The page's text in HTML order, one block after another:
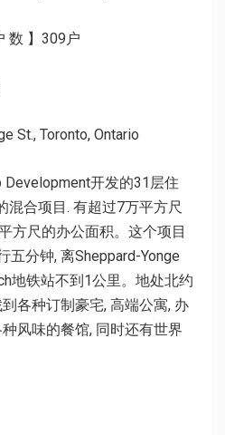
数 】309户
St., Toronto, Ontario
Development开发的31层住
混合项目. 有超过7万平方尺
方尺的办公面积。这个项目
五分钟, 离Sheppard-Yonge
地铁站不到1公里。地处北约
各种订制豪宅, 高端公寓, 办
风味的餐馆, 同时还有世界